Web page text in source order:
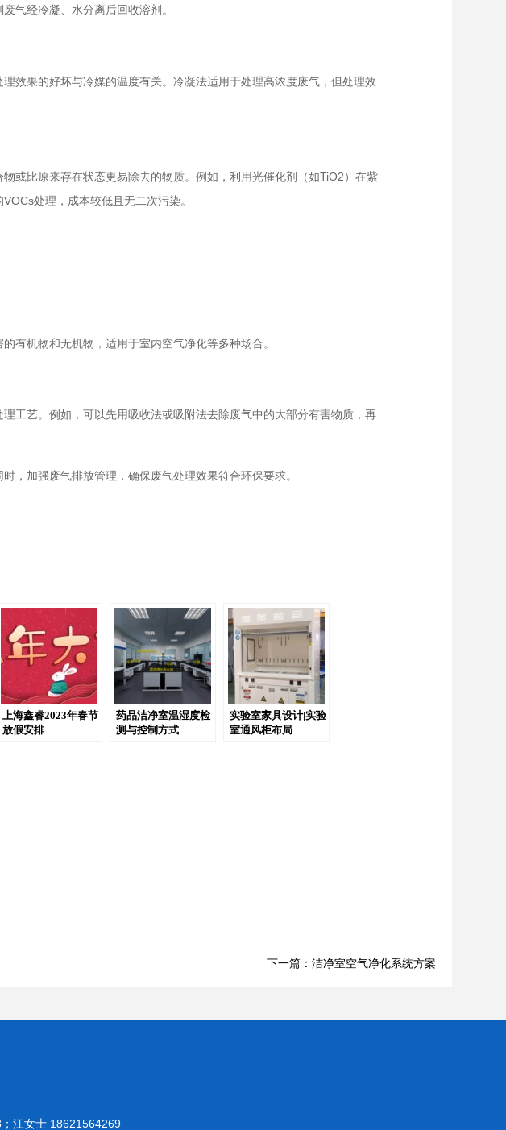
气经冷凝、水分离后回收溶剂。
效果的好坏与冷媒的温度有关。冷凝法适用于处理高浓度废气，但处理效
或比原来存在状态更易除去的物质。例如，利用光催化剂（如TiO2）在紫
处理，成本较低且无二次污染。
有机物和无机物，适用于室内空气净化等多种场合。
工艺。例如，可以先用吸收法或吸附法去除废气中的大部分有害物质，再
，加强废气排放管理，确保废气处理效果符合环保要求。
上海鑫睿2023年春节
放假安排
药品洁净室温湿度检
测与控制方式
实验室家具设计|实验
室通风柜布局
下一篇：洁净室空气净化系统方案
江女士 18621564269